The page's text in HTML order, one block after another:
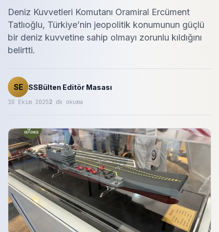
Deniz Kuvvetleri Komutanı Oramiral Ercüment
Tatlıoğlu, Türkiye’nin jeopolitik konumunun güçlü
bir deniz kuvvetine sahip olmayı zorunlu kıldığını
belirtti.
SE SSBülten Editör Masası
10 Ekim 20252 dk okuma